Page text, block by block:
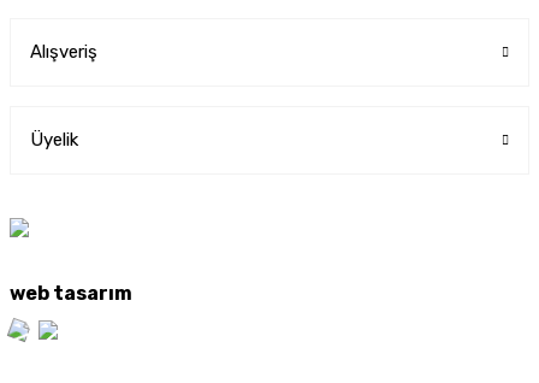
Alışveriş
Üyelik
web tasarım